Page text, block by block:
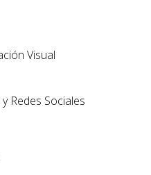
Visual
Redes Sociales